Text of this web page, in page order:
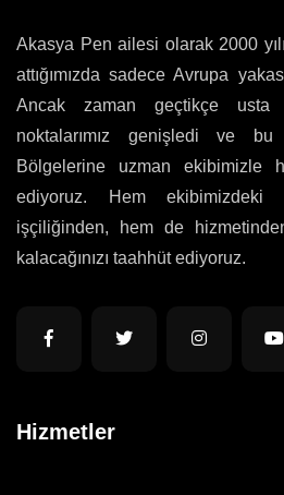
Akasya Pen ailesi olarak 2000
attığımızda sadece Avrupa
Ancak zaman geçtikçe usta
noktalarımız genişledi ve
Bölgelerine uzman ekibimizle
ediyoruz. Hem ekibimizdeki
işçiliğinden, hem de
kalacağınızı taahhüt ediyoruz.
Hizmetler